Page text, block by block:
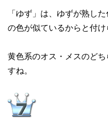
「ゆず」は、ゆずが熟し
の色が似ているからと付け
黄色系のオス・メスのど
すね。